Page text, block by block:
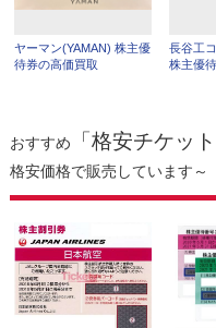
ヤーマン(YAMAN) 株主優
待券の高価買取
長谷工
株主優
おすすめ 「格安チケッ
格安価格で販売しています～